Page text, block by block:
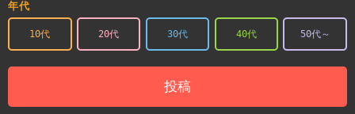
年代
10代 20代 30代 40代 50代～
投稿